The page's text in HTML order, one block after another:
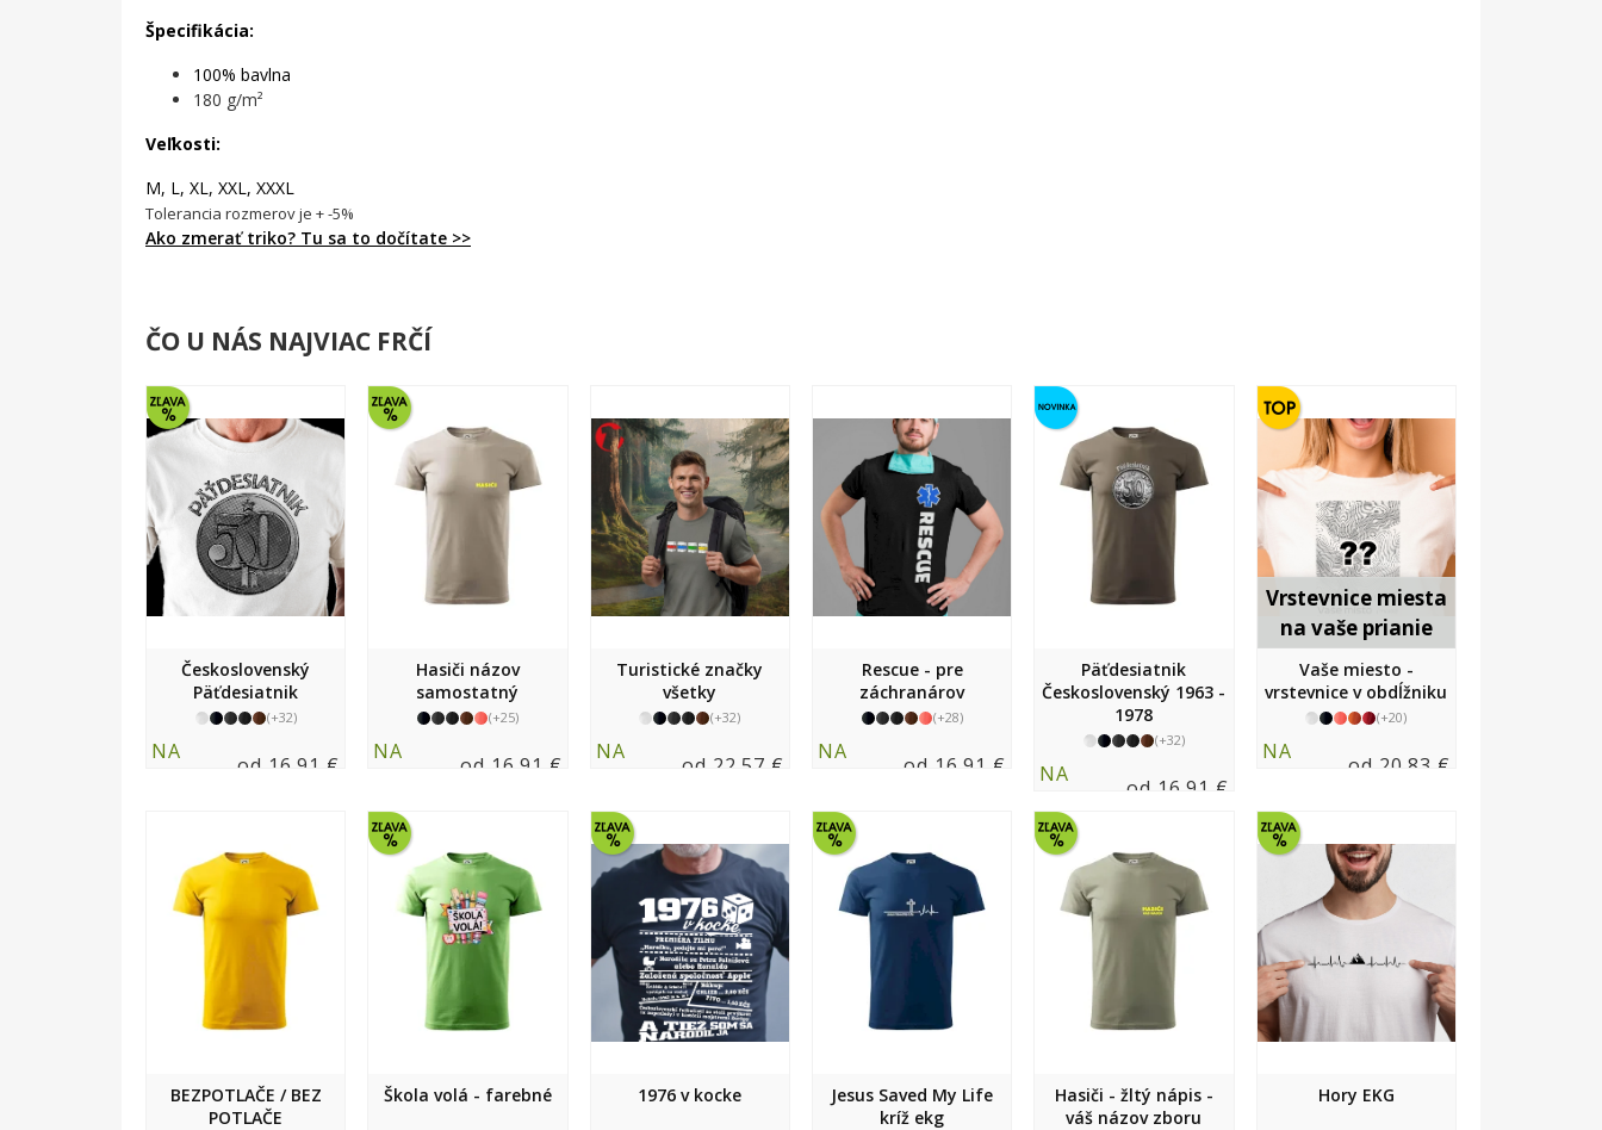
Špecifikácia:
100% bavlna
180 g/m²
Veľkosti:
M, L, XL, XXL, XXXL
Tolerancia rozmerov je + -5%
Ako zmerať triko? Tu sa to dočítate >>
ČO U NÁS NAJVIAC FRČÍ
Československý
Päťdesiatnik
(+32)
NA
od 16.91 €
Hasiči názov
samostatný
(+25)
NA
od 16.91 €
Turistické značky
všetky
(+32)
NA
od 22.57 €
Rescue - pre
záchranárov
(+28)
NA
od 16.91 €
Päťdesiatnik
Československý 1963 -
1978
(+32)
NA
od 16.91 €
Vrstevnice miesta
na vaše prianie
Vaše miesto -
vrstevnice v obdĺžniku
(+20)
NA
od 20.83 €
BEZPOTLAČE / BEZ
POTLAČE
Škola volá - farebné 1976 v kocke
Jesus Saved My Life
kríž ekg
Hasiči - žltý nápis -
váš názov zboru
Hory EKG